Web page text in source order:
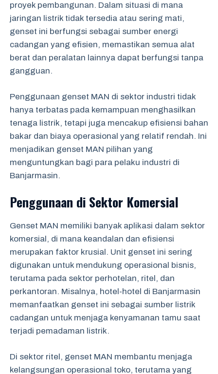
proyek pembangunan. Dalam situasi di mana
jaringan listrik tidak tersedia atau sering mati,
genset ini berfungsi sebagai sumber energi
cadangan yang efisien, memastikan semua alat
berat dan peralatan lainnya dapat berfungsi tanpa
gangguan.
Penggunaan genset MAN di sektor industri tidak
hanya terbatas pada kemampuan menghasilkan
tenaga listrik, tetapi juga mencakup efisiensi bahan
bakar dan biaya operasional yang relatif rendah. Ini
menjadikan genset MAN pilihan yang
menguntungkan bagi para pelaku industri di
Banjarmasin.
Penggunaan di Sektor Komersial
Genset MAN memiliki banyak aplikasi dalam sektor
komersial, di mana keandalan dan efisiensi
merupakan faktor krusial. Unit genset ini sering
digunakan untuk mendukung operasional bisnis,
terutama pada sektor perhotelan, ritel, dan
perkantoran. Misalnya, hotel-hotel di Banjarmasin
memanfaatkan genset ini sebagai sumber listrik
cadangan untuk menjaga kenyamanan tamu saat
terjadi pemadaman listrik.
Di sektor ritel, genset MAN membantu menjaga
kelangsungan operasional toko, terutama yang